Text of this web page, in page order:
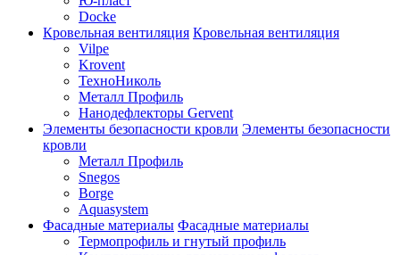
Docke
Кровельная вентиляция Кровельная вентиляция
Vilpe
Krovent
ТехноНиколь
Металл Профиль
Нанодефлекторы Gervent
Элементы безопасности кровли Элементы безопасности
кровли
Металл Профиль
Snegos
Borge
Aquasystem
Фасадные материалы Фасадные материалы
Термопрофиль и гнутый профиль